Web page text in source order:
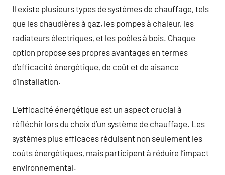
Il existe plusieurs types de systèmes de chauffage, tels
que les chaudières à gaz, les pompes à chaleur, les
radiateurs électriques, et les poêles à bois. Chaque
option propose ses propres avantages en termes
d’efficacité énergétique, de coût et de aisance
d’installation.
L’efficacité énergétique est un aspect crucial à
réfléchir lors du choix d’un système de chauffage. Les
systèmes plus efficaces réduisent non seulement les
coûts énergétiques, mais participent à réduire l’impact
environnemental.